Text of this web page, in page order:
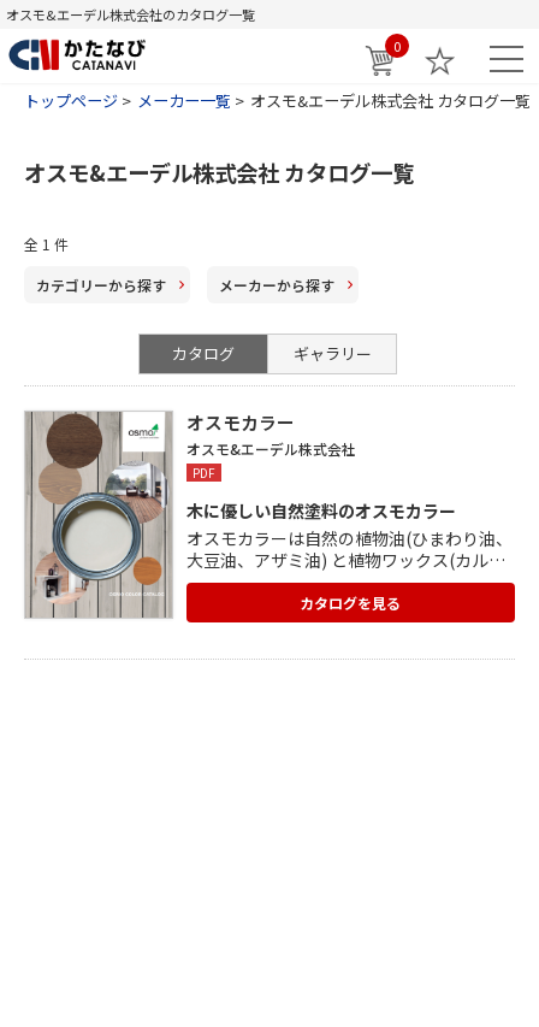
オスモ&エーデル株式会社のカタログ一覧
0
トップページ メーカー一覧 オスモ&エーデル株式会社 カタログ一覧
オスモ&エーデル株式会社 カタログ一覧
全 1 件
カテゴリーから探す メーカーから探す
カタログ ギャラリー
オスモカラー
オスモ&エーデル株式会社
PDF
木に優しい自然塗料のオスモカラー
オスモカラーは自然の植物油(ひまわり油、
大豆油、アザミ油) と植物ワックス(カルナ
バワックス、カンデリラワックス)を ベー
スにした自然塗料です。 有害な化学物質や
シンナーを含まない人に優しい 自然塗料で
カタログを見る